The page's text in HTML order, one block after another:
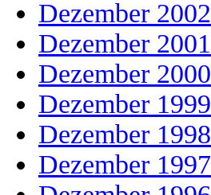
Dezember 2002
Dezember 2001
Dezember 2000
Dezember 1999
Dezember 1998
Dezember 1997